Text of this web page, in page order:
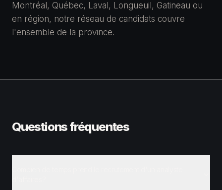
Montréal, Québec, Laval, Longueuil, Gatineau ou
en région, notre réseau de candidats couvre
l'ensemble de la province.
Questions fréquentes